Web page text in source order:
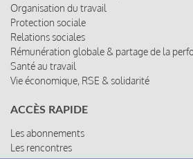
Organisation du travail
Protection sociale
Relations sociales
Rémunération globale & partage de la
Santé au travail
Vie économique, RSE & solidarité
ACCÈS RAPIDE
Les abonnements
Les rencontres